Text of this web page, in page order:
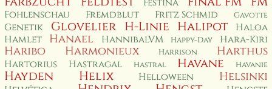
Fohlenschau Fremdblut Fritz Schmid Gavotte
Genetik Glovelier H-Linie Halipot
Haloa
Hamlet
Hanael HannibalVM Happy-Day Hara-Kiri
Haribo Harmonieux Harrison Harthus
Hartorius Hastragal Hastral Havane Havanie
Hayden Helix Helloween Helsinki